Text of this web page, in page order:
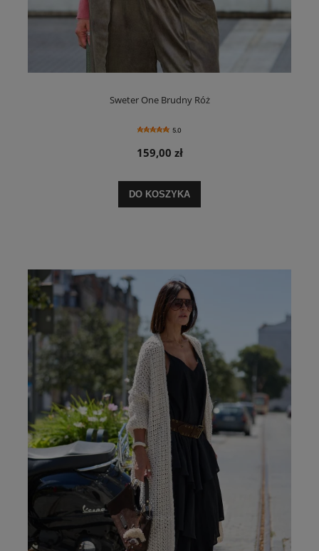
Sweter One Brudny Róż
5.0
159,00 zł
DO KOSZYKA